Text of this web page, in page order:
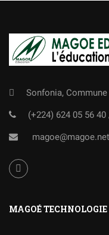
Sonfonia,
(+224) 624 05 56 40
magoe@magoe.net
MAGOÉ TECHNOLOGIE